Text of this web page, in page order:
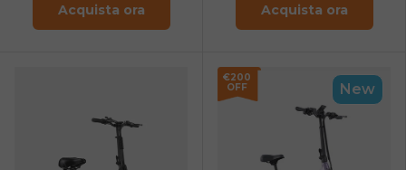
Acquista ora Acquista ora
New
€200
OFF